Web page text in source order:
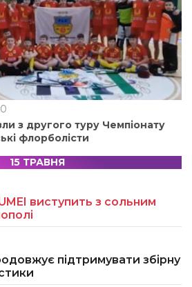
з другого туру Чемпіонату
флорболісти
15 ТРАВНЯ
виступить з сольним
підтримувати збірну